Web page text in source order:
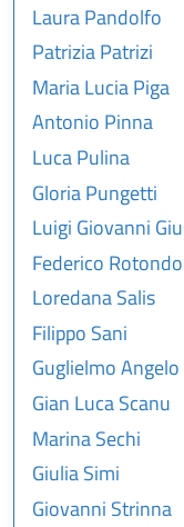
Laura Pandolfo
Patrizia Patrizi
Maria Lucia Piga
Antonio Pinna
Luca Pulina
Gloria Pungetti
Luigi Giovanni
Federico Rotondo
Loredana Salis
Filippo Sani
Guglielmo
Gian Luca Scanu
Marina Sechi
Giulia Simi
Giovanni Strinna